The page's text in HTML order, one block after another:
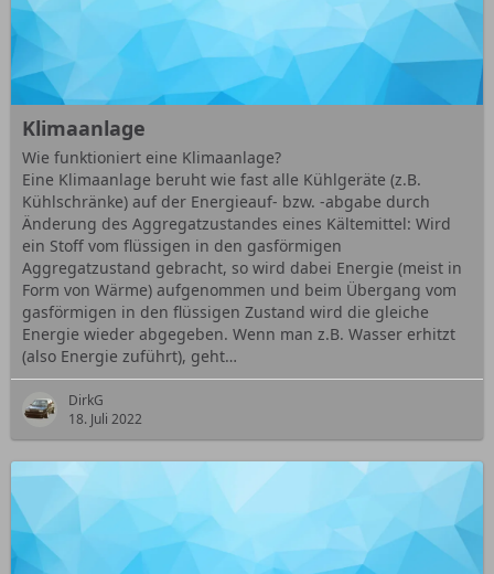
Klimaanlage
Wie funktioniert eine Klimaanlage?
Eine Klimaanlage beruht wie fast alle Kühlgeräte (z.B.
Kühlschränke) auf der Energieauf- bzw. -abgabe durch
Änderung des Aggregatzustandes eines Kältemittel: Wird
ein Stoff vom flüssigen in den gasförmigen
Aggregatzustand gebracht, so wird dabei Energie (meist in
Form von Wärme) aufgenommen und beim Übergang vom
gasförmigen in den flüssigen Zustand wird die gleiche
Energie wieder abgegeben. Wenn man z.B. Wasser erhitzt
(also Energie zuführt), geht…
DirkG
18. Juli 2022